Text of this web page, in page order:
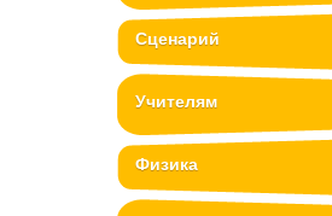
Сценарий
Учителям
Физика